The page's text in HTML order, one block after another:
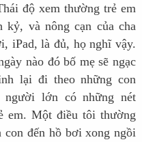
độ xem thường trẻ em
và nông cạn của cha
iPad, là đủ, họ nghĩ vậy.
nào đó bố mẹ sẽ ngạc
lại đi theo những con
lớn có những nét
em. Một điều tôi thường
con đến hồ bơi xong ngồi